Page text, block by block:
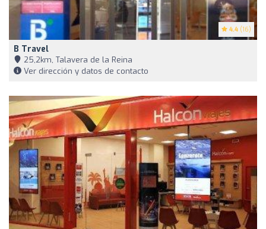
4.4 (16)
B Travel
25,2km, Talavera de la Reina
Ver dirección y datos de contacto